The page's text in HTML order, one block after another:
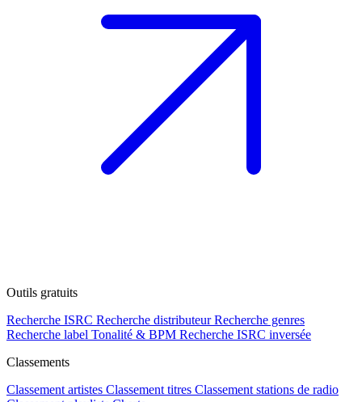
Outils gratuits
Recherche ISRC Recherche distributeur Recherche genres
Recherche label Tonalité & BPM Recherche ISRC inversée
Classements
Classement artistes Classement titres Classement stations de radio